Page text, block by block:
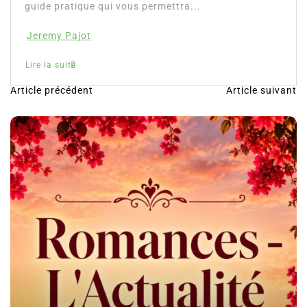
guide pratique qui vous permettra...
Jeremy Pajot
Lire la suite
N
a
v
i
g
a
t
Article précédent Article suivant